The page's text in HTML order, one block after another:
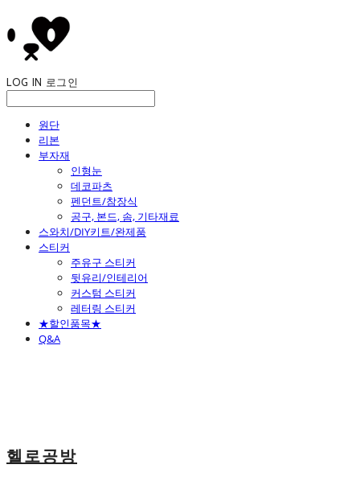
LOG IN 로그인
원단
리본
부자재
인형눈
데코파츠
펜던트/참장식
공구, 본드, 솜, 기타재료
스와치/DIY키트/완제품
스티커
주유구 스티커
뒷유리/인테리어
커스텀 스티커
레터링 스티커
★할인품목★
Q&A
헬로공방